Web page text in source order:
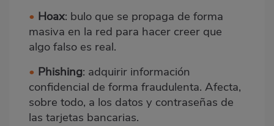
• Hoax: bulo que se propaga de forma
masiva en la red para hacer creer que
algo falso es real.
• Phishing: adquirir información
confidencial de forma fraudulenta. Afecta,
sobre todo, a los datos y contraseñas de
las tarjetas bancarias.